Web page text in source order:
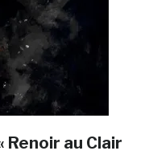
Renoir au Clair